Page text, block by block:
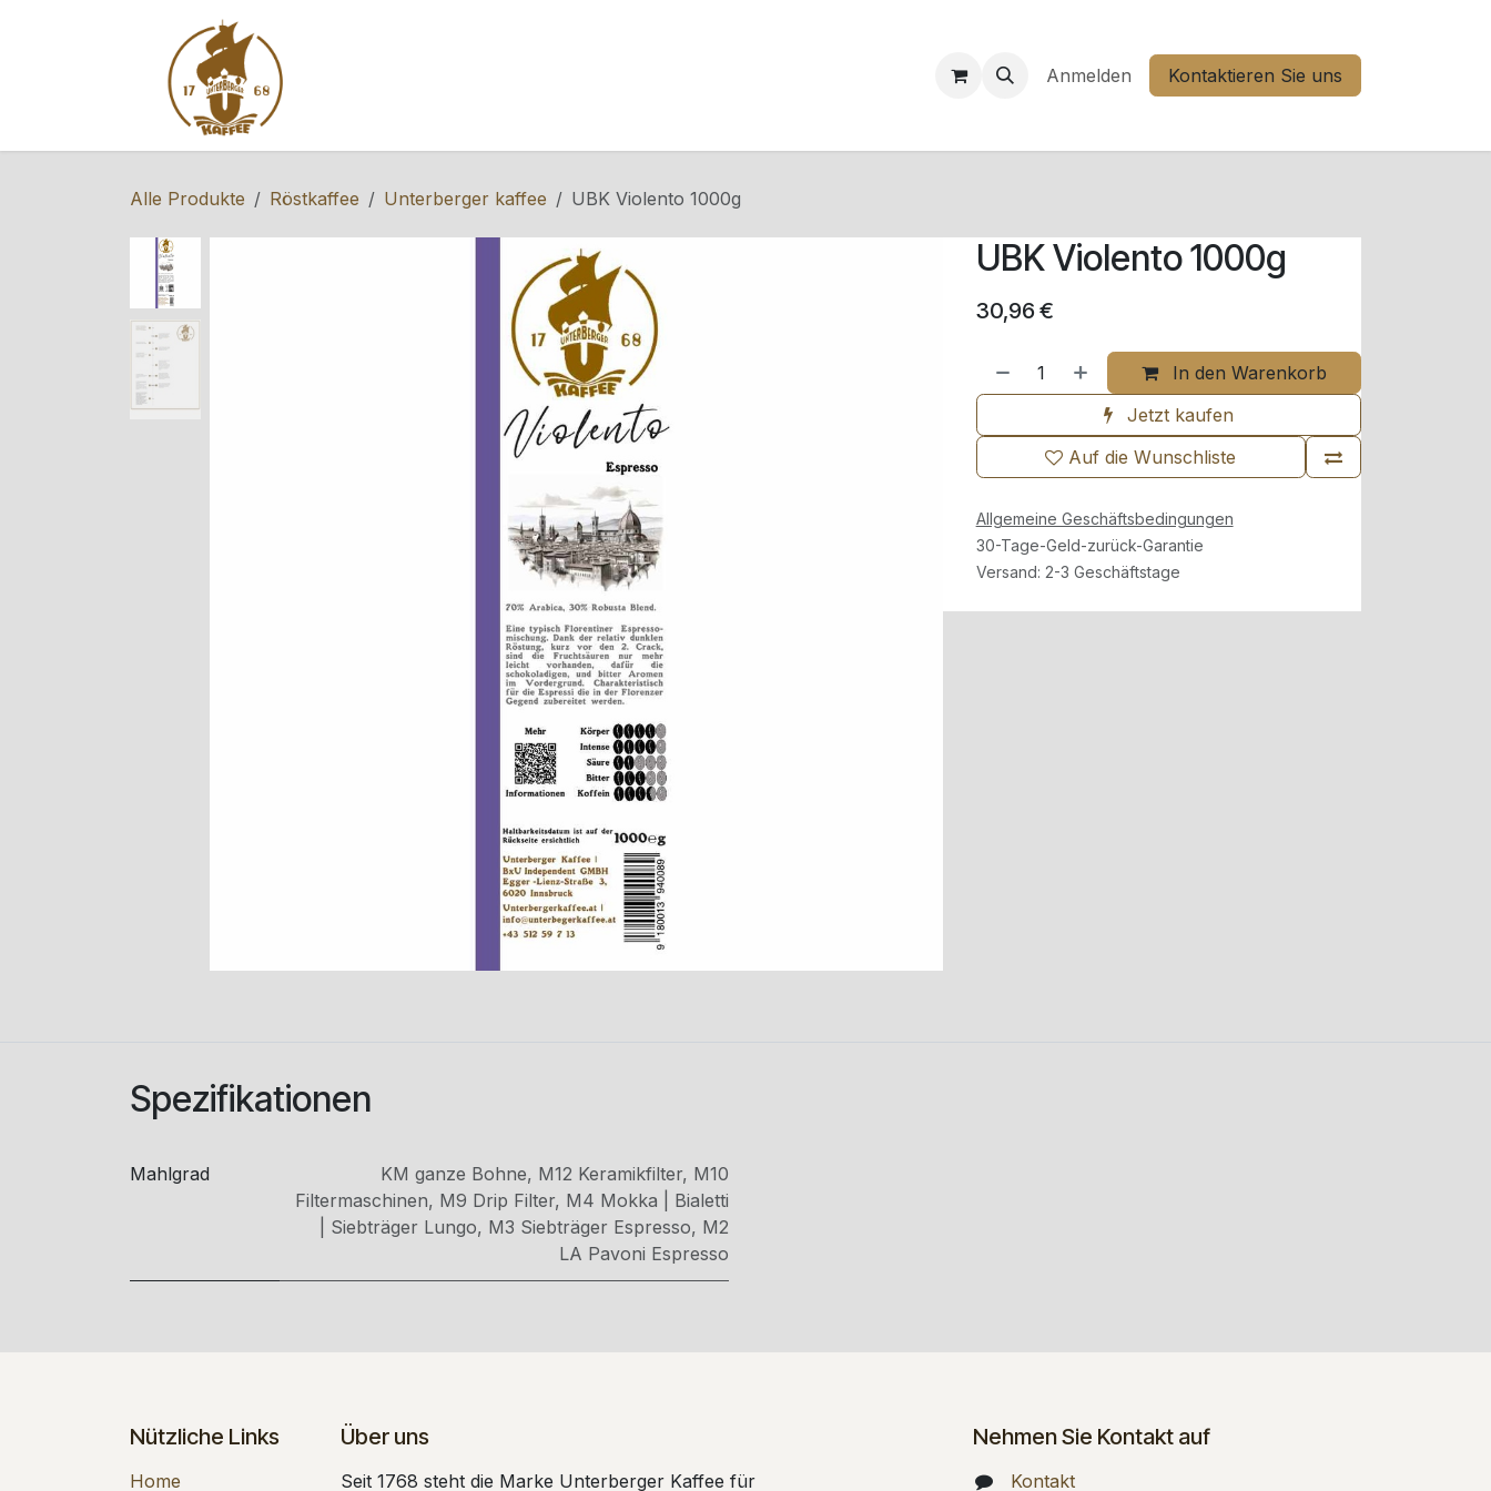
Anmelden Kontaktieren Sie uns
Alle Produkte Röstkaffee Unterberger kaffee UBK Violento 1000g
UBK Violento 1000g
30,96 €
In den Warenkorb
Jetzt kaufen
Auf die Wunschliste
Allgemeine Geschäftsbedingungen
30-Tage-Geld-zurück-Garantie
Versand: 2-3 Geschäftstage
Spezifikationen
Mahlgrad KM ganze Bohne, M12 Keramikfilter, M10
Filtermaschinen, M9 Drip Filter, M4 Mokka | Bialetti
| Siebträger Lungo, M3 Siebträger Espresso, M2
LA Pavoni Espresso
Nützliche Links
Home
Über uns
Seit 1768 steht die Marke Unterberger Kaffee für
Nehmen Sie Kontakt auf
Kontakt